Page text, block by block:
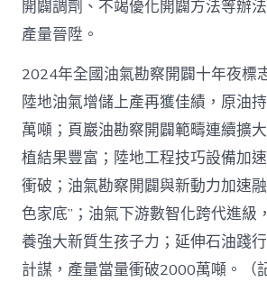
開闢調劑、不竭優化開闢方法等辦
產量晉陞。
2024年全國油氣勘察開闢十年夜標
陸地油氣增儲上產再獲佳績，原油
萬噸；頁巖油勘察開闢範疇連續擴
植結果豐富；陸地工程技巧設備加
衝破；油氣勘察開闢與新動力加速
色家底”；油氣下游數智化跨代進級
養強大新質生孩子力；延伸石油踐
計謀，產量當量衝破2000萬噸。（